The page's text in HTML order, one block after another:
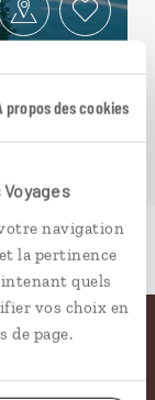
propos des cookies
navigation
la pertinence
quels
vos choix en
de page.